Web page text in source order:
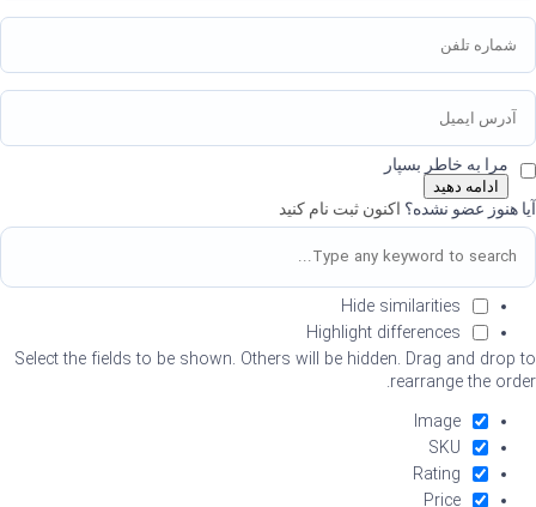
مرا به خاطر بسپار
ادامه دهید
آیا هنوز عضو نشده؟ اکنون ثبت نام کنید
Hide similarities
Highlight differences
Select the fields to be shown. Others will be hidden. Drag and drop to
rearrange the order.
Image
SKU
Rating
Price